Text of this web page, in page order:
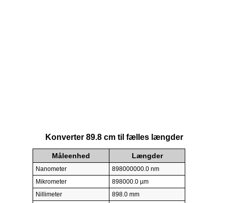
Konverter 89.8 cm til fælles længder
Måleenhed Længder
Nanometer
898000000.0 nm
Mikrometer
898000.0 µm
Nillimeter
898.0 mm